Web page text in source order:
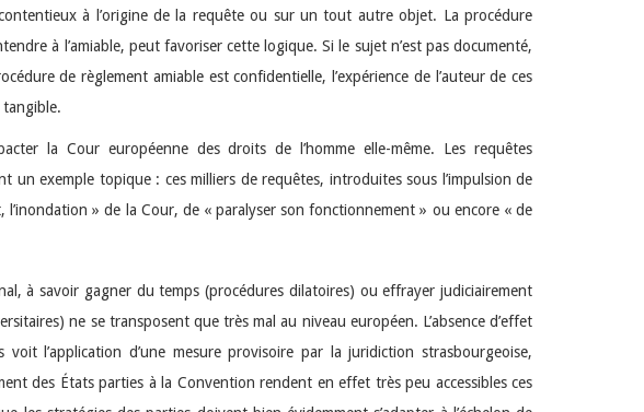
à l’origine de la requête ou sur un tout autre objet. La procédure
à l’amiable, peut favoriser cette logique. Si le sujet n’est pas documenté,
de règlement amiable est confidentielle, l’expérience de l’auteur de ces
tangible.
la Cour européenne des droits de l’homme elle-même. Les requêtes
exemple topique : ces milliers de requêtes, introduites sous l’impulsion de
» de la Cour, de « paralyser son fonctionnement » ou encore « de
à savoir gagner du temps (procédures dilatoires) ou effrayer judiciairement
ne se transposent que très mal au niveau européen. L’absence d’effet
l’application d’une mesure provisoire par la juridiction strasbourgeoise,
des États parties à la Convention rendent en effet très peu accessibles ces